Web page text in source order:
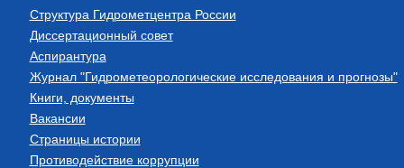
Структура Гидрометцентра России
Диссертационный совет
Аспирантура
Журнал "Гидрометеорологические исследования и прогнозы"
Книги, документы
Вакансии
Страницы истории
Противодействие коррупции